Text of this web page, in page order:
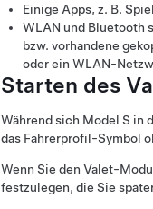
Einige Apps, z. B.
WLAN und Bluetooth
bzw. vorhandene
oder ein WLAN-
Starten des
Während sich Model S in
das Fahrerprofil-Symbol
Wenn Sie den Valet-
festzulegen, die Sie